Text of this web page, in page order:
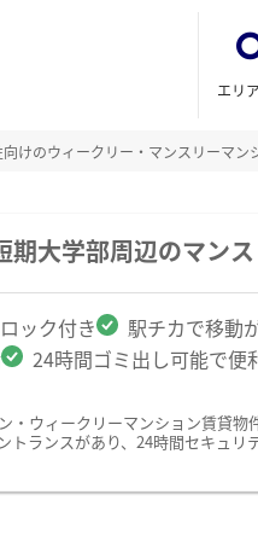
エリ
向けのウィークリー・マンスリーマン
大学部周辺のマン
ック付き 駅チカで移動
24時間ゴミ出し可能で便
ウィークリーマンション賃貸
ランスがあり、24時間セキュ